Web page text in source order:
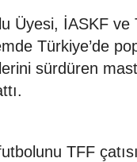
Üyesi, İASKF ve
Türkiye’de
sürdüren
TFF